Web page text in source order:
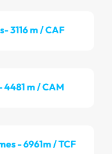
3116 m / CAF
4481 m / CAM
- 6961m / TCF